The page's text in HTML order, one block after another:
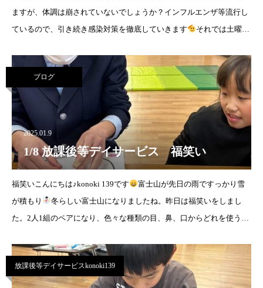
ますが、体調は崩されていないでしょうか？インフルエンザ等流行し
ているので、引き続き感染対策を徹底していきます
それでは土曜日
ブログ
2025.01.9
1/8 放課後等デイサービス 福笑い
福笑いこんにちは♪konoki 139です
富士山が先日の雨ですっかり雪
が積もり
冬らしい富士山になりましたね。昨日は福笑いをしまし
た。2人1組のペアになり、色々な種類の目、鼻、口からどれを使うか
放課後等デイサービスkonoki139